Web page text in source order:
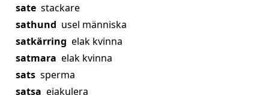
sate stackare
sathund usel människa
satkärring elak kvinna
satmara elak kvinna
sats sperma
satsa ejakulera